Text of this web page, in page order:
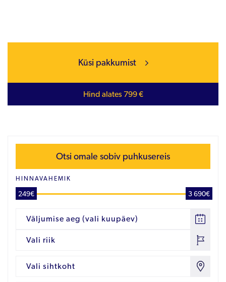
Küsi pakkumist
Hind alates 799 €
Otsi omale sobiv puhkusereis
HINNAVAHEMIK
249€ 3 690€
Väljumise aeg (vali kuupäev)
Vali riik
Vali sihtkoht